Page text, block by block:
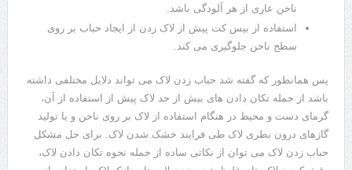
ناخن عاری از هر آلودگی باشد.
استفاده از بیس کت پیش از لاک زدن از ایجاد حباب بر روی
سطح ناخن جلوگیری می کند.
پس همانطور که گفته شد حباب زدن لاک می تواند دلایل مختلفی داشته
باشد از جمله تکان دادن های بیش از حد لاک پیش از استفاده از آن،
گرمای دست و محیط در هنگام استفاده از لاک بر روی ناخن و یا تولید
گازهای درون بطری لاک طی فرایند خشک شدن لاک. برای حل مشکل
حباب زدن لاک می توان از نکاتی ساده از جمله نحوه تکان دادن لاک،